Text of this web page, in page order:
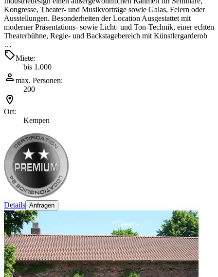
Kongresse, Theater- und Musikvorträge sowie Galas, Feiern oder
Ausstellungen. Besonderheiten der Location Ausgestattet mit
moderner Präsentations- sowie Licht- und Ton-Technik, einer echten
Theaterbühne, Regie- und Backstagebereich mit Künstlergarderob
…
Miete:
bis 1.000
max. Personen:
200
Ort:
Kempen
Details Anfragen